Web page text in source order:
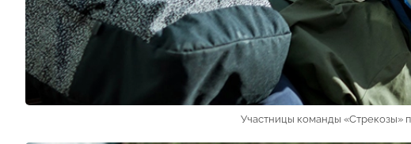
Участницы команды «Стрекозы»